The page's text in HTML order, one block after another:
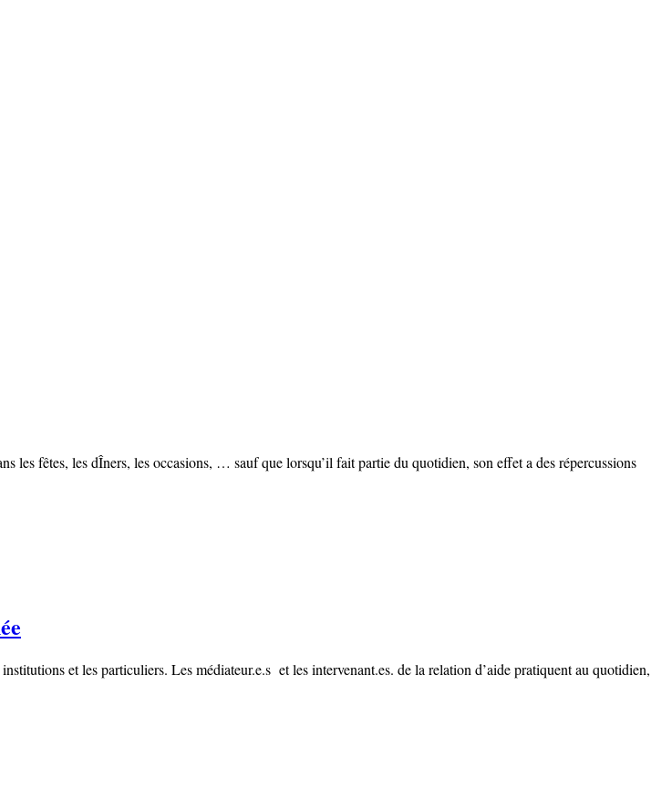
les fêtes, les dÎners, les occasions, … sauf que lorsqu’il fait partie du quotidien, son effet a des répercussions
et les particuliers. Les médiateur.e.s et les intervenant.es. de la relation d’aide pratiquent au quotidien,